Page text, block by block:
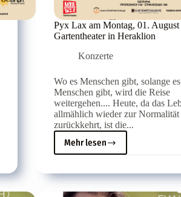
Pyx Lax am Montag, 01.
Gartentheater in Heraklion
Konzerte
Wo es Menschen gibt, solange es
Menschen gibt, wird die Reise
weitergehen.... Heute, da das
allmählich wieder zur Normalität
zurückkehrt, ist die...
Mehr lesen
Pyx
Lax
Montag,
01.